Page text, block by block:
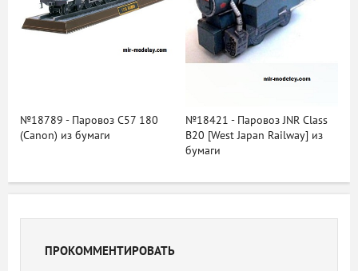
№18789 - Паровоз С57 180
(Canon) из бумаги
№18421 - Паровоз JNR Class
B20 [West Japan Railway] из
бумаги
ПРОКОММЕНТИРОВАТЬ